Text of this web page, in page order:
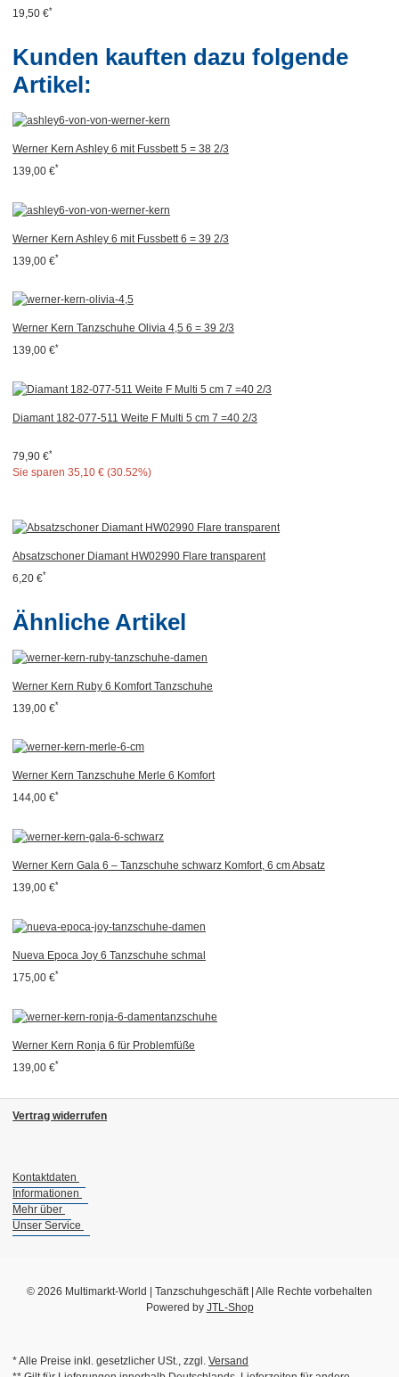
19,50 €*
Kunden kauften dazu folgende
Artikel:
Werner Kern Ashley 6 mit Fussbett 5 = 38 2/3
139,00 €*
Werner Kern Ashley 6 mit Fussbett 6 = 39 2/3
139,00 €*
Werner Kern Tanzschuhe Olivia 4,5 6 = 39 2/3
139,00 €*
Diamant 182-077-511 Weite F Multi 5 cm 7 =40 2/3
79,90 €*
Sie sparen 35,10 € (30.52%)
Absatzschoner Diamant HW02990 Flare transparent
6,20 €*
Ähnliche Artikel
Werner Kern Ruby 6 Komfort Tanzschuhe
139,00 €*
Werner Kern Tanzschuhe Merle 6 Komfort
144,00 €*
Werner Kern Gala 6 – Tanzschuhe schwarz Komfort, 6 cm Absatz
139,00 €*
Nueva Epoca Joy 6 Tanzschuhe schmal
175,00 €*
Werner Kern Ronja 6 für Problemfüße
139,00 €*
Vertrag widerrufen
Kontaktdaten
Informationen
Mehr über
Unser Service
© 2026 Multimarkt-World | Tanzschuhgeschäft | Alle Rechte vorbehalten
Powered by JTL-Shop
* Alle Preise inkl. gesetzlicher USt., zzgl. Versand